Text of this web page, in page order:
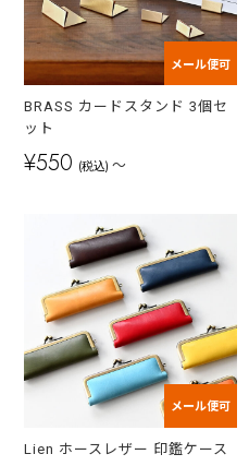
メール便可
BRASS カードスタンド 3個セ
ット
¥550 (税込) ～
メール便可
Lien ホースレザー 印鑑ケース